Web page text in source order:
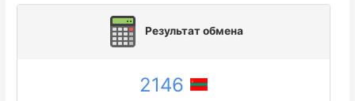
Результат обмена
2146